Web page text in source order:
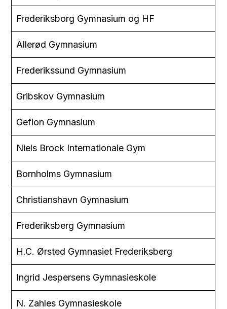
Frederiksborg Gymnasium og HF
Allerød Gymnasium
Frederikssund Gymnasium
Gribskov Gymnasium
Gefion Gymnasium
Niels Brock Internationale Gym
Bornholms Gymnasium
Christianshavn Gymnasium
Frederiksberg Gymnasium
H.C. Ørsted Gymnasiet Frederiksberg
Ingrid Jespersens Gymnasieskole
N. Zahles Gymnasieskole